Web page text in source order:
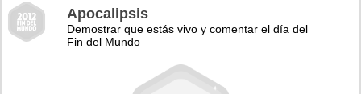
Apocalipsis
Demostrar que estás vivo y comentar el día del
Fin del Mundo